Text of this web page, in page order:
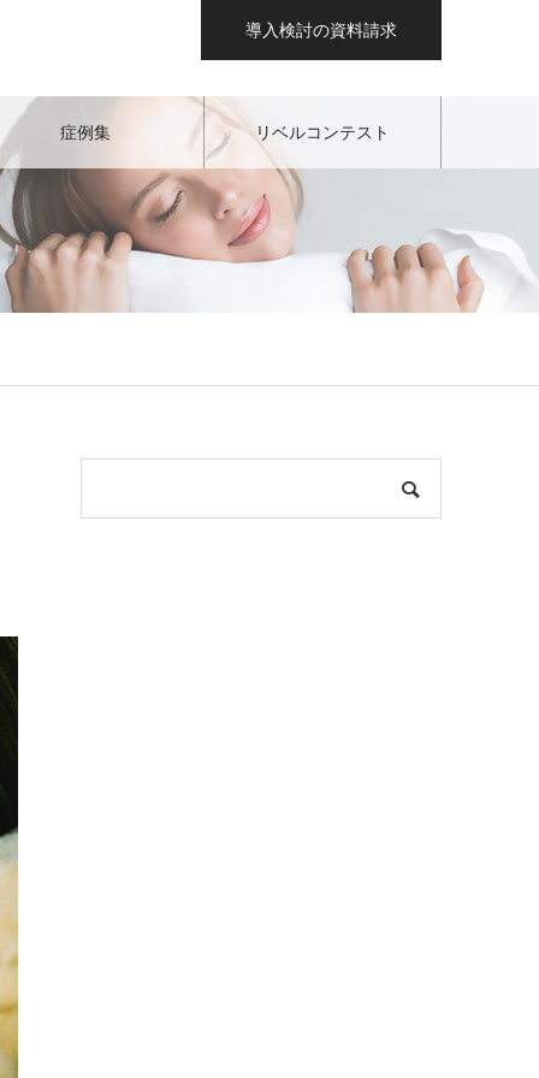
導入検討の資料請求
症例集 リベルコンテスト